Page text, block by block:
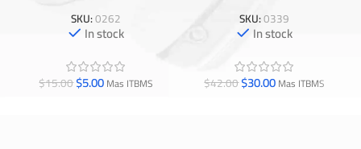
SKU:0262
In stock
$15.00$5.00Mas ITBMS
5K).
SKU:0339
In stock
$42.00$30.00Mas ITBMS